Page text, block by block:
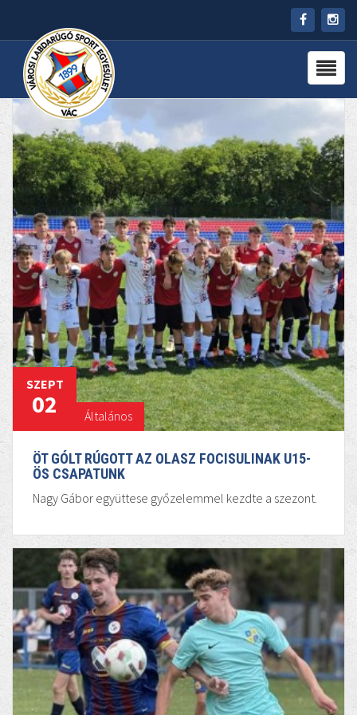
Általános
SZEPT
02
ÖT GÓLT RÚGOTT AZ OLASZ FOCISULINAK U15-
ÖS CSAPATUNK
Nagy Gábor együttese győzelemmel kezdte a szezont.
HÍREK
RÓLUNK
CSAPATOK
PARTNEREK
PROGRAMOK
KAPCSOLAT